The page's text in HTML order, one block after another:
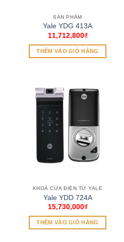
SẢN PHẨM
Yale YDG 413A
11,712,800₫
THÊM VÀO GIỎ HÀNG
KHOÁ CỬA ĐIỆN TỬ YALE
Yale YDD 724A
15,730,000₫
THÊM VÀO GIỎ HÀNG